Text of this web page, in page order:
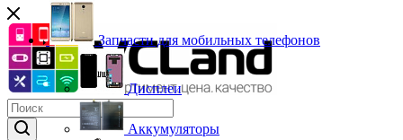
Запчасти для мобильных телефонов
Дисплеи
Аккумуляторы